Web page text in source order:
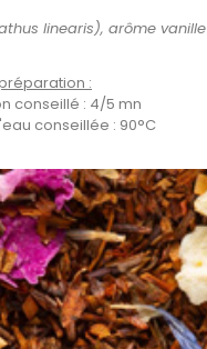
linearis), arôme vanille
:
conseillé : 4/5 mn
conseillée : 90°C